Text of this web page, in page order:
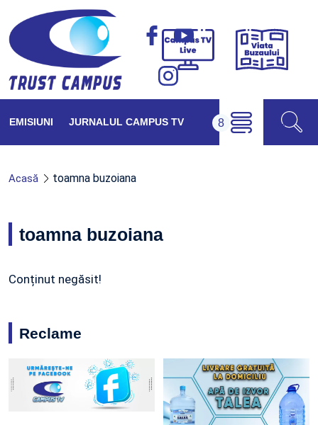
Campus
Viața
EMISIUNI JURNALUL CAMPUS TV
Acasă toamna buzoiana
toamna buzoiana
Conținut negăsit!
Reclame